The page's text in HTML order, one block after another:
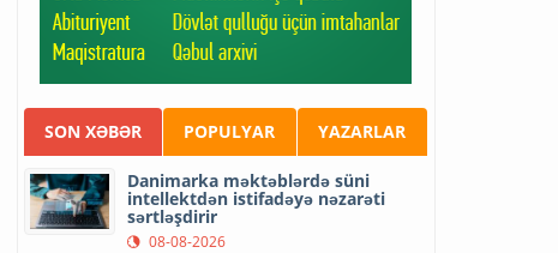
SON XƏBƏR POPULYAR YAZARLAR
Danimarka məktəblərdə süni
intellektdən istifadəyə nəzarəti
sərtləşdirir
08-08-2026